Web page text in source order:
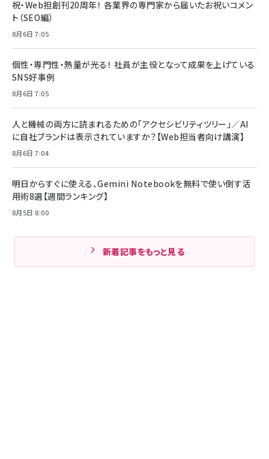
祝・Web担創刊20周年！ 各業界の専門家から届いたお祝いコメン
ト（SEO編）
8月6日 7:05
個性・専門性・熱量が光る！ 社員が主役となって成果を上げている
SNS好事例
8月6日 7:05
人と機械の両方に読まれるための「アクセシビリティツリー」／AI
に自社ブランドは表示されていますか？【Web担当者向け講演】
8月6日 7:04
明日からすぐに使える、Gemini Notebookを無料で使い倒す活
用術8選【週間ランキング】
8月5日 8:00
新着記事をもっと見る